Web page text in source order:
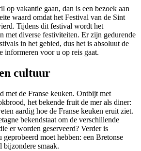
op vakantie gaan, dan is een bezoek aan
waard omdat het Festival van de Sint
Tijdens dit festival wordt het
met diverse festiviteiten. Er zijn gedurende
in het gebied, dus het is absoluut de
informeren voor u op reis gaat.
cultuur
met de Franse keuken. Ontbijt met
het bekende fruit de mer als diner:
aardig hoe de Franse keuken eruit ziet.
bekendstaat om de verschillende
er worden geserveerd? Verder is
moet hebben: een Bretonse
bijzondere smaak.